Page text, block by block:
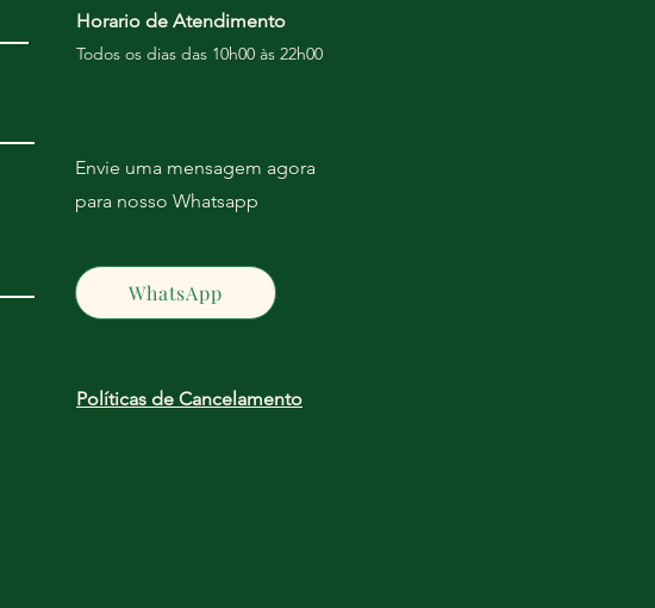
Horario de Atendimento
Todos os dias das 10h00 às 22h00
WhatsApp
Envie uma mensagem agora
para nosso Whatsapp
Políticas de Cancelamento